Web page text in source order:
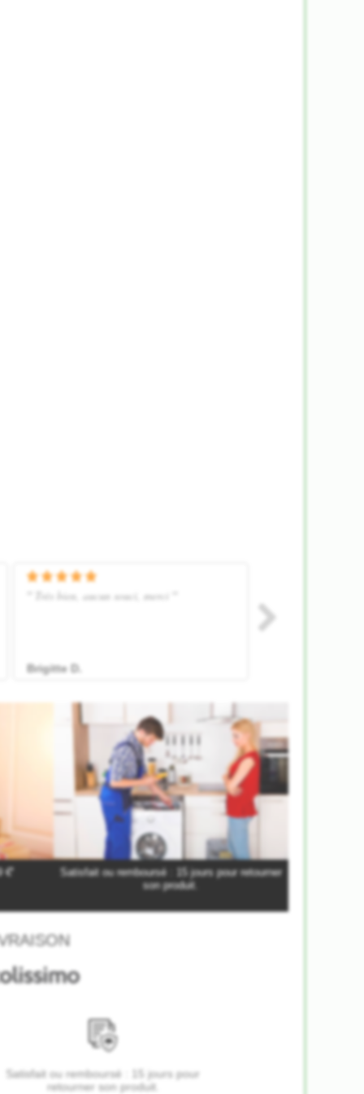
€*
Satisfait ou remboursé : 15 jours pour retourner
son produit.
Satisfait ou remboursé : 15 jours pour
retourner son produit.